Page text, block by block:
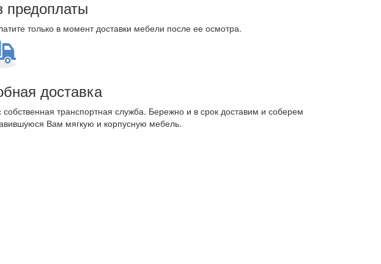
предоплаты
только в момент доставки мебели после ее осмотра.
доставка
собственная транспортная служба. Бережно и в срок доставим и соберем
Вам мягкую и корпусную мебель.